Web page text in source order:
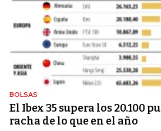
BOLSAS
El Ibex 35 supera los 20.100
racha de lo que en el año